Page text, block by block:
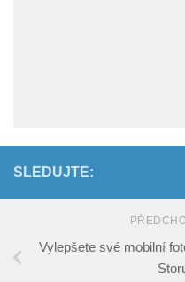
SLEDUJTE:
Vylepšete své mobilní